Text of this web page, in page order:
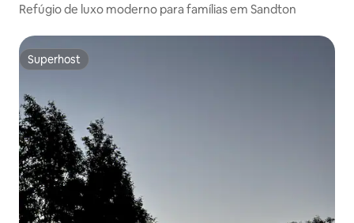
Refúgio de luxo moderno para famílias em Sandton
Superhost
Superhost